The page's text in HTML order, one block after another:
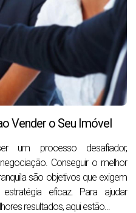
Vender o Seu Imóvel
um processo desafiador,
Conseguir o melhor
são objetivos que exigem
eficaz. Para ajudar
resultados, aqui estão...